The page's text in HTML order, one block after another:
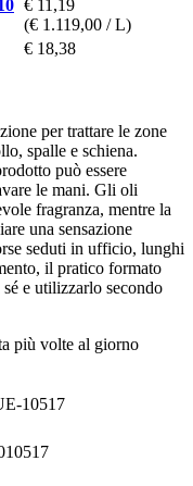
€ 11,19
(€ 1.119,00 / L)
€ 18,38
per trattare le zone
spalle e schiena.
può essere
le mani. Gli oli
fragranza, mentre la
una sensazione
seduti in ufficio, lunghi
il pratico formato
e utilizzarlo secondo
più volte al giorno
10517